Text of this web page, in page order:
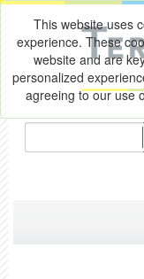
This website uses
experience. These
website and are
personalized
agreeing to our use